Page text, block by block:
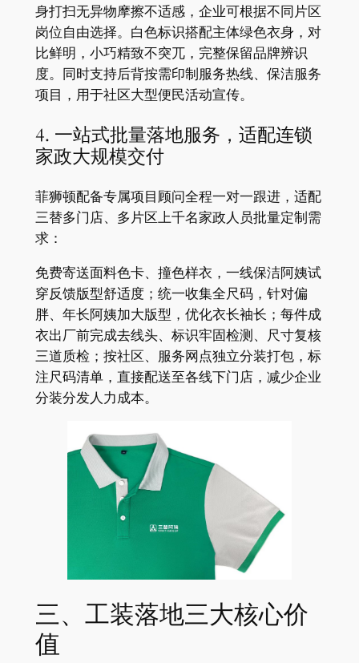
身打扫无异物摩擦不适感，企业可根据不同片区
岗位自由选择。白色标识搭配主体绿色衣身，对
比鲜明，小巧精致不突兀，完整保留品牌辨识
度。同时支持后背按需印制服务热线、保洁服务
项目，用于社区大型便民活动宣传。
4. 一站式批量落地服务，适配连锁
家政大规模交付
菲狮顿配备专属项目顾问全程一对一跟进，适配
三替多门店、多片区上千名家政人员批量定制需
求：
免费寄送面料色卡、撞色样衣，一线保洁阿姨试
穿反馈版型舒适度；统一收集全尺码，针对偏
胖、年长阿姨加大版型，优化衣长袖长；每件成
衣出厂前完成去线头、标识牢固检测、尺寸复核
三道质检；按社区、服务网点独立分装打包，标
注尺码清单，直接配送至各线下门店，减少企业
分装分发人力成本。
三、工装落地三大核心价
值